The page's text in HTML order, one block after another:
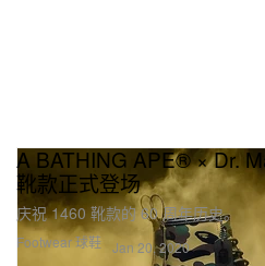
Footwear 球鞋
A BATHING APE® × Dr.
靴款正式登场
庆祝 1460 靴款的 60 周年历史。
Jan 20, 2020